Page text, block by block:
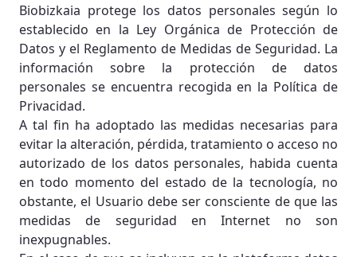
Biobizkaia protege los datos personales según lo
establecido en la Ley Orgánica de Protección de
Datos y el Reglamento de Medidas de Seguridad. La
información sobre la protección de datos
personales se encuentra recogida en la Política de
Privacidad.
A tal fin ha adoptado las medidas necesarias para
evitar la alteración, pérdida, tratamiento o acceso no
autorizado de los datos personales, habida cuenta
en todo momento del estado de la tecnología, no
obstante, el Usuario debe ser consciente de que las
medidas de seguridad en Internet no son
inexpugnables.